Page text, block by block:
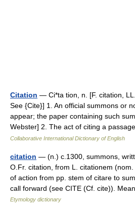
Citation — Ci*ta tion, n. [F. citation,
See {Cite}] 1. An official summons or
appear; the paper containing such
Webster] 2. The act of citing a
Collaborative International Dictionary of English
citation — (n.) c.1300, summons,
O.Fr. citation, from L. citationem
of action from pp. stem of citare to
call forward (see CITE (Cf. cite)).
Etymology dictionary